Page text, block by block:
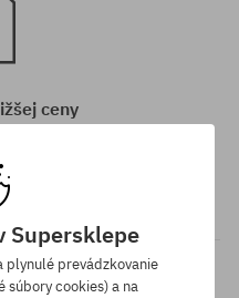
ceny
pre Teba znížime jeho
Supersklepe
plynulé prevádzkovanie
súbory cookies) a na